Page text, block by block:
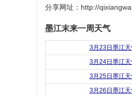
分享网址：http://
墨江末来一周天气
3月23日墨江天
3月24日墨江天
3月25日墨江天
3月26日墨江天